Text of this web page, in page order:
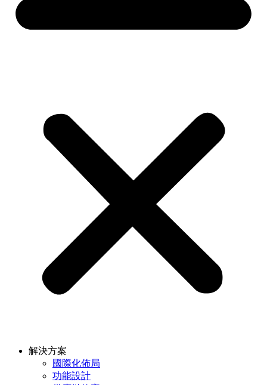
解決方案
國際化佈局
功能設計